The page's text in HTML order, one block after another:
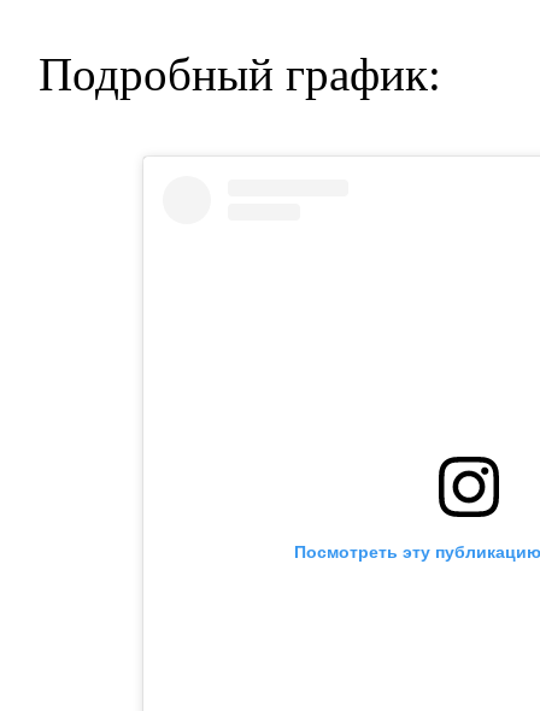
Подробный график:
Посмотреть эту